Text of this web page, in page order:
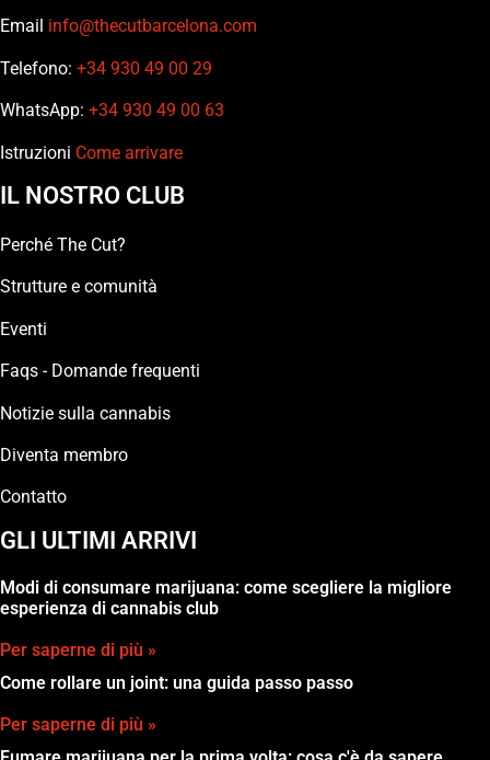
Email info@thecutbarcelona.com
Telefono: +34 930 49 00 29
WhatsApp: +34 930 49 00 63
Istruzioni Come arrivare
IL NOSTRO CLUB
Perché The Cut?
Strutture e comunità
Eventi
Faqs - Domande frequenti
Notizie sulla cannabis
Diventa membro
Contatto
GLI ULTIMI ARRIVI
Modi di consumare marijuana: come scegliere la migliore
esperienza di cannabis club
Per saperne di più »
Come rollare un joint: una guida passo passo
Per saperne di più »